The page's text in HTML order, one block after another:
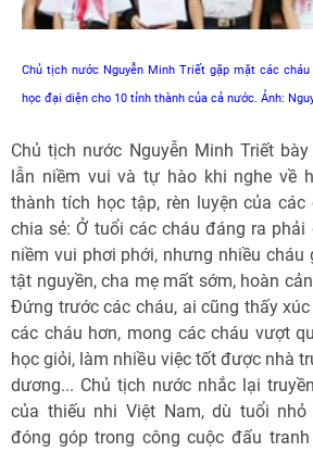
Chủ tịch nước Nguyễn Minh Triết gặp mặt các
học đại diện cho 10 tỉnh thành của cả nước. Ảnh:
Chủ tịch nước Nguyễn Minh Triết
lẫn niềm vui và tự hào khi nghe về
thành tích học tập, rèn luyện của
chia sẻ: Ở tuổi các cháu đáng ra
niềm vui phơi phới, nhưng nhiều cháu
tật nguyền, cha mẹ mất sớm, hoàn
Đứng trước các cháu, ai cũng thấy
các cháu hơn, mong các cháu vượt
học giỏi, làm nhiều việc tốt được nhà
dương... Chủ tịch nước nhắc lại
của thiếu nhi Việt Nam, dù tuổi
đóng góp trong công cuộc đấu